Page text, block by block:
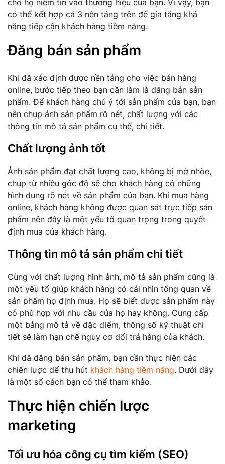
có thể kết hợp cả 3 nền tảng trên để gia tăng khả
năng tiếp cận khách hàng tiềm năng.
Đăng bán sản phẩm
Khi đã xác định được nền tảng cho việc bán hàng
online, bước tiếp theo bạn cần làm là đăng bán sản
phẩm. Để khách hàng chú ý tới sản phẩm của bạn, bạn
nên chụp ảnh sản phẩm rõ nét, chất lượng với các
thông tin mô tả sản phẩm cụ thể, chi tiết.
Chất lượng ảnh tốt
Ảnh sản phẩm đạt chất lượng cao, không bị mờ nhòe,
chụp từ nhiều góc độ sẽ cho khách hàng có những
hình dung rõ nét về sản phẩm của bạn. Khi mua hàng
online, khách hàng không được quan sát trực tiếp sản
phẩm nên đây là một yếu tố quan trọng trong quyết
định mua của khách hàng.
Thông tin mô tả sản phẩm chi tiết
Cùng với chất lượng hình ảnh, mô tả sản phẩm cũng là
một yếu tố giúp khách hàng có cái nhìn tổng quan về
sản phẩm họ định mua. Họ sẽ biết được sản phẩm này
có phù hợp với nhu cầu của họ hay không. Cung cấp
một bảng mô tả về đặc điểm, thông số kỹ thuật chi
tiết sẽ làm hạn chế nguy cơ đổi trả hàng của khách.
Khi đã đăng bán sản phẩm, bạn cần thực hiện các
chiến lược để thu hút khách hàng tiềm năng. Dưới đây
là một số cách bạn có thể tham khảo.
Thực hiện chiến lược
marketing
Tối ưu hóa công cụ tìm kiếm (SEO)